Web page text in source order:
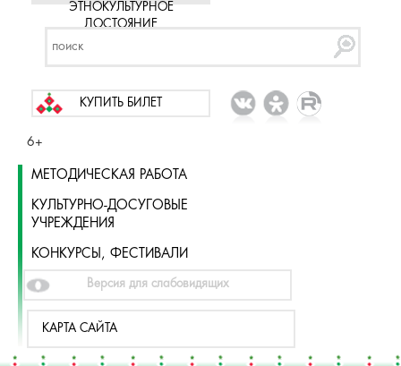
ЭТНОКУЛЬТУРНОЕ
ДОСТОЯНИЕ
КУПИТЬ БИЛЕТ
6+
МЕТОДИЧЕСКАЯ РАБОТА
КУЛЬТУРНО-ДОСУГОВЫЕ
УЧРЕЖДЕНИЯ
КОНКУРСЫ, ФЕСТИВАЛИ
Версия для слабовидящих
КАРТА САЙТА